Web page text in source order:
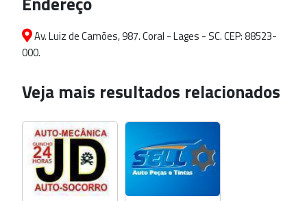
Av. Luiz de Camões, 987. Coral - Lages - SC. CEP: 88523-
000.
Veja mais resultados relacionados